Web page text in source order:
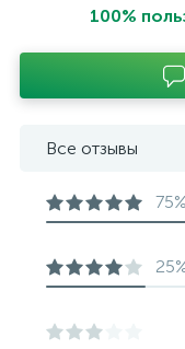
100%
Все отзывы
75%